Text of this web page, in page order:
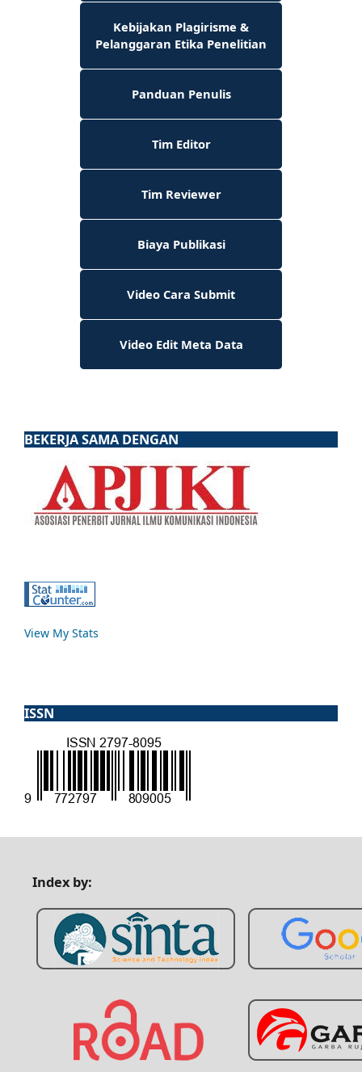
Kebijakan Plagirisme &
Pelanggaran Etika Penelitian
Panduan Penulis
Tim Editor
Tim Reviewer
Biaya Publikasi
Video Cara Submit
Video Edit Meta Data
BEKERJA SAMA DENGAN
View My Stats
ISSN
Index by: